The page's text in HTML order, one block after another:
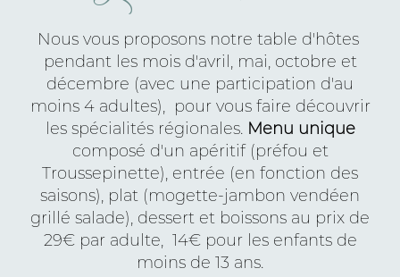
Nous vous proposons notre table d'hôtes
pendant les mois d'avril, mai, octobre et
décembre (avec une participation d'au
moins 4 adultes), pour vous faire découvrir
les spécialités régionales. Menu unique
composé d'un apéritif (préfou et
Troussepinette), entrée (en fonction des
saisons), plat (mogette-jambon vendéen
grillé salade), dessert et boissons au prix de
29€ par adulte, 14€ pour les enfants de
moins de 13 ans.